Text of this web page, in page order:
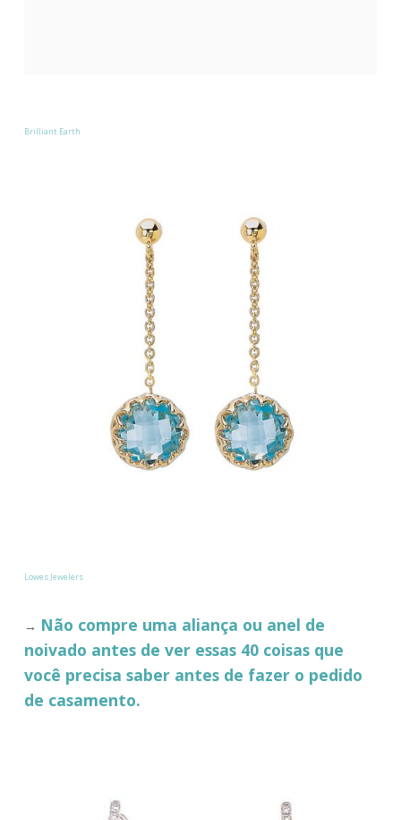
Brilliant Earth
Lowes Jewelers
→ Não compre uma aliança ou anel de
noivado antes de ver essas 40 coisas que
você precisa saber antes de fazer o pedido
de casamento.